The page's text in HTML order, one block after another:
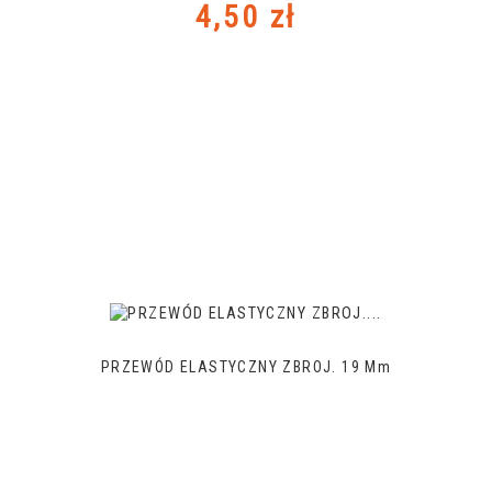
Cena
4,50 zł
PRZEWÓD ELASTYCZNY ZBROJ. 19 Mm